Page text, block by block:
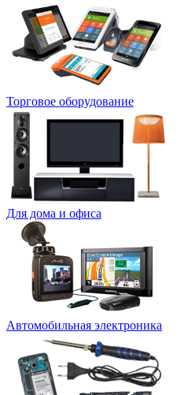
Торговое оборудование
Для дома и офиса
Автомобильная электроника